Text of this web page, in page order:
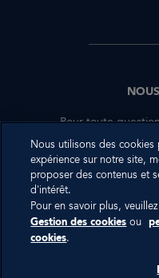
Pour toute
complémentaire,
Nous utilisons des
expérience sur notre site,
proposer des contenus et
d'intérêt.
Pour en savoir plus,
Gestion des cookies ou
cookies.